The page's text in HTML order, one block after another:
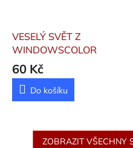
VESELÝ SVĚT Z
WINDOWSCOLOR
60 Kč
Do košíku
ZOBRAZIT VŠECHNY